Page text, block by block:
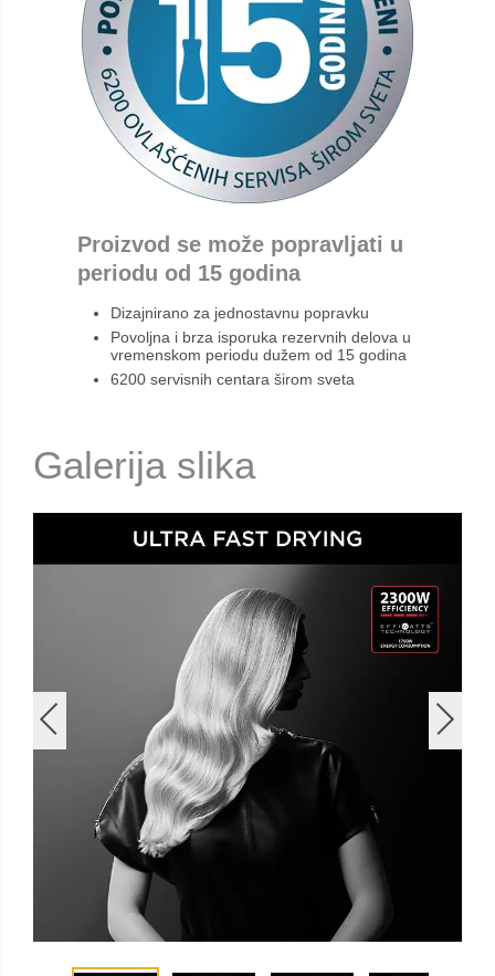
Proizvod se može popravljati u
periodu od 15 godina
Dizajnirano za jednostavnu popravku
Povoljna i brza isporuka rezervnih delova u
vremenskom periodu dužem od 15 godina
6200 servisnih centara širom sveta
Galerija slika